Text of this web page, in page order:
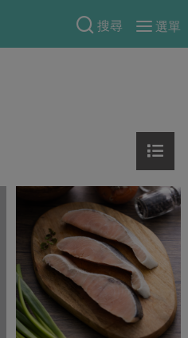
搜尋
選單
乳製品
米麵雜糧
一籃菜真心話
合作聯合國
生活提案
親子食育